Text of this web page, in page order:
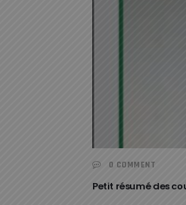
0 COMMENT
Petit résumé des